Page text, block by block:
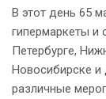
В этот день 65
гипермаркеты и
Петербурге,
Новосибирске и
различные